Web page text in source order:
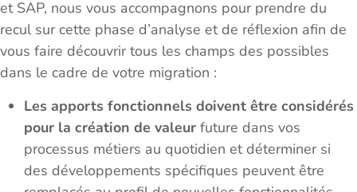
et SAP, nous vous accompagnons pour prendre du
recul sur cette phase d’analyse et de réflexion afin de
vous faire découvrir tous les champs des possibles
dans le cadre de votre migration :
Les apports fonctionnels doivent être considérés
pour la création de valeur future dans vos
processus métiers au quotidien et déterminer si
des développements spécifiques peuvent être